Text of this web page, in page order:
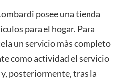
posee una tienda
para el hogar. Para
un servicio màs completo
como actividad el servicio
y, posteriormente, tras la